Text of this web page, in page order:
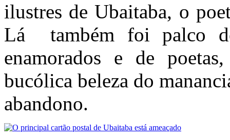
ilustres de Ubaitaba, o
Lá também foi palco de
enamorados e de
bucólica beleza do
abandono.